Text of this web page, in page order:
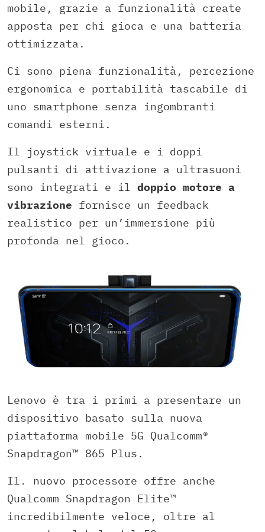
mobile, grazie a funzionalità create
apposta per chi gioca e una batteria
ottimizzata.
Ci sono piena funzionalità, percezione
ergonomica e portabilità tascabile di
uno smartphone senza ingombranti
comandi esterni.
Il joystick virtuale e i doppi
pulsanti di attivazione a ultrasuoni
sono integrati e il doppio motore a
vibrazione fornisce un feedback
realistico per un’immersione più
profonda nel gioco.
Lenovo è tra i primi a presentare un
dispositivo basato sulla nuova
piattaforma mobile 5G Qualcomm®
Snapdragon™ 865 Plus.
Il. nuovo processore offre anche
Qualcomm Snapdragon Elite™
incredibilmente veloce, oltre al